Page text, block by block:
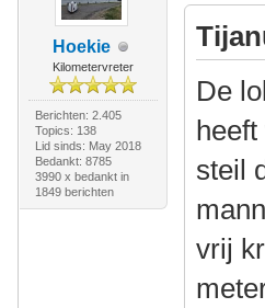
Hoekie
Kilometervreter
Berichten: 2.405
Topics: 138
Lid sinds: May 2018
Bedankt: 8785
3990 x bedankt in
1849 berichten
De
steil
vrij